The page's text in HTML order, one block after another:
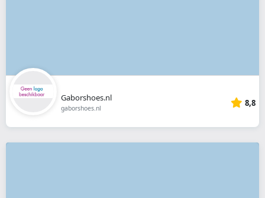
Gaborshoes.nl
gaborshoes.nl 8,8